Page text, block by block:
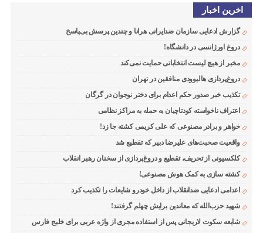
اخرین اخبار
گزارش ادعایی سازمان ضدایرانی هرانا و چندین پرسش بی‌پاسخ
دروغ اورژانسی در دانشگاه!
مخبر از هیچ لیست انتخاباتی حمایت نمی‌کند
دروغ‌پردازی هالیوودی منافقین در تهران
تکذیب خبر صدور حکم اعدام برای دختر نوجوان در گرگان
اعتراف ناخواسته کودتاچیان به حمله به مراکز نظامی
خواهر و برادر مصنوعی که علی کریمی کشته جا زد!
واقعیت صحبت‌های علیرضا دبیر که تقطیع شد
کلکسیونی از تحریف، تقطیع و دروغ‌پردازی از سخنان رهبر انقلاب
کشته سازی به کمک هوش مصنوعی!
اعدامی ادعایی ضدانقلاب از داخل خودرو شایعات را تکذیب کرد
شهید حزب‌الله که معاندین برایش چهلم گرفتند!
شایعه سکوت لاریجانی پس از استفاده مجری از واژه عربی برای خلیج فارس